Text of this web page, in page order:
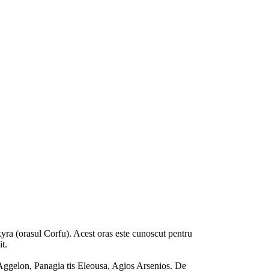
(orasul Corfu). Acest oras este cunoscut pentru
Panagia tis Eleousa, Agios Arsenios. De